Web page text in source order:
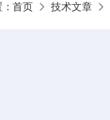
：首页 技术文章